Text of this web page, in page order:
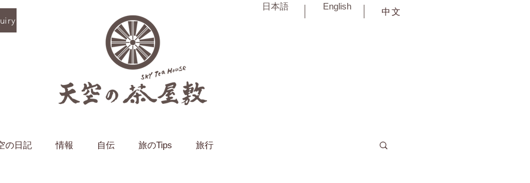
日本語 English 中文
の日記 情報 自伝 旅のTips 旅行